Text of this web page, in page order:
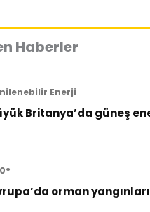
Haberler
Enerji
Britanya’da güneş
orman